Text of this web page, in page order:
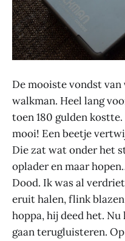
De mooiste vondst van
walkman. Heel lang
toen 180 gulden
mooi! Een beetje
Die zat wat onder het
oplader en maar
Dood. Ik was al
eruit halen, flink
hoppa, hij deed het. Nu
gaan terugluisteren.